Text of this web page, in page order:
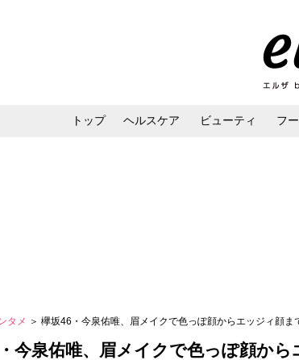
トップ ヘルスケア ビューティ フ
タメ ＞ 欅坂46・今泉佑唯、眉メイクで色っぽ顔からエッジィ顔ま
今泉佑唯、眉メイクで色っぽ顔か